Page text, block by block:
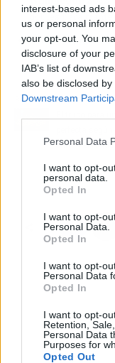
interest-based ads
us or personal
your opt-out. You
disclosure of your
IAB’s list of
also be disclosed
Downstream
Personal Data
I want to opt-
personal data.
Opted In
I want to opt-
Personal Data.
Opted In
I want to opt-
Personal Data
Opted In
I want to opt-
Retention,
Personal Data
Purposes for
Opted Out
dobles para
👀Murray cuenta
días”.Nosotros
Artículo anterior
enfriar el fondo